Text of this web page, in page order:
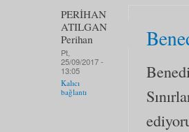
PERİHAN
ATILGAN
Perihan
Pt,
25/09/2017 -
13:05
Kalıcı
bağlantı